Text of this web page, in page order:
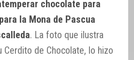
chocolate para
la Mona de Pascua
. La foto que ilustra
de Chocolate, lo hizo